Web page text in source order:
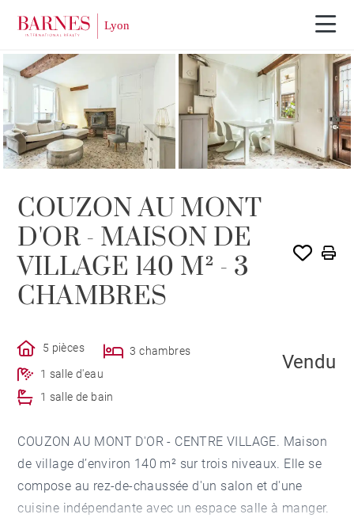
VENDU PAR BARNES
COUZON AU MONT
D'OR - MAISON DE
VILLAGE 140 M² - 3
CHAMBRES
5 pièces
3 chambres
1 salle d'eau
1 salle de bain
Vendu
COUZON AU MONT D'OR - CENTRE VILLAGE. Maison
de village d’environ 140 m² sur trois niveaux. Elle se
compose au rez-de-chaussée d'un salon et d'une
cuisine indépendante avec un espace salle à manger.